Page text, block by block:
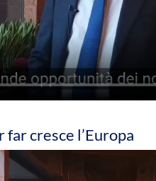
cresce l’Europa